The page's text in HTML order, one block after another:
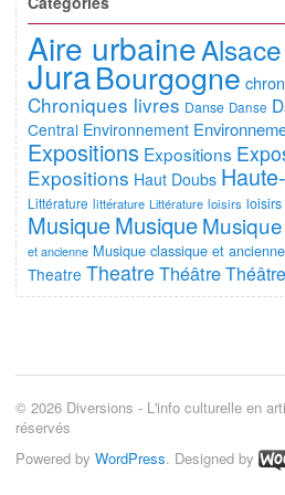
Aire urbaineAlsace
JuraBourgogne
Chroniques livres Danse Danse
Central Environnement
Expositions Expositions
Expositions Haut Doubs
Littérature littérature Littérature loisirs loisirs
MusiqueMusiqueMusique
et ancienne Musique classique et ancienne
Theatre Theatre ThéâtreThéâtre
© 2026 Diversions - L'info culturelle en
réservés
Powered by WordPress. Designed by